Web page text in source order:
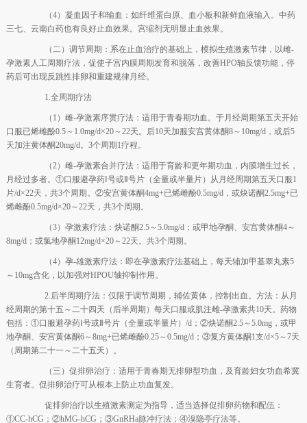
（4）凝血因子和输血：如纤维蛋白原、血小板和新鲜血液输入。中药
三七、云南白药也有良好止血效果。宫缩剂无明显止血效果。
（二）调节周期：系在止血治疗的基础上，模拟生殖激素节律，以雌-
孕激素人工周期疗法，促使子宫内膜周期发育和脱落，改善HPO轴反馈功能，停
药后可出现反跳性排卵和重建规律月经。
1.全周期疗法
（1）雌-孕激素序贯疗法：适用于青春期功血。于月经周期第五天开始
口服已烯雌酚0.5～1.0mg/d×20～22天。后10天加服安宫黄体酮8～10mg/d，或后5
天加注黄体酮20mg/d。3个周期1疗程。
（2）雌-孕激素合并疗法：适用于育龄和更年期功血，内膜增生过长，
月经过多者。①口服避孕药Ⅰ号或Ⅱ号片（全量或半量片）从月经周期第五天口服1
片/d×22天，共3个周期。②安宫黄体酮4mg+已烯雌酚0.5mg/d，或炔诺酮2.5mg+已
烯雌酚0.5mg/d×20～22天，共3个周期。
（3）孕激素疗法：炔诺酮2.5～5.0mg/d；或甲地孕酮、安宫黄体酮4～
8mg/d；或氯地孕酮12mg/d×20～22天。共3个周期。
（4）孕-雄激素疗法：即在孕激素疗法基础上，每天辅加甲基睾丸素5
～10mg含化，以加强对HPOU轴抑制作用。
2.后半周期疗法：仅限于调节周期，辅佐黄体，控制出血。方法：从月
经周期的第十五～二十四天（后半周期）每天口服或肌注雌-孕激素共10天。药物
包括：①口服避孕药Ⅰ号或Ⅱ号片（全量或半量片）/d；②炔诺酮2.5～5.0mg，或甲
地孕酮、安宫黄体酮6～8mg+已烯雌酚0.25～0.5mg/d；③复方黄体酮1支/d×5～7天
（周期第二十一～二十五天）。
（三）促排卵治疗：适用于青春期无排卵型功血，及育龄妇女功血希冀
生育者。促排卵治疗可从根本上防止功血复发。
促排卵治疗以生殖激素测定为指导，适当选择促排卵药物和配伍：
①CC-hCG；②hMG-hCG；③GnRHa脉冲疗法；④溴隐亭疗法等。